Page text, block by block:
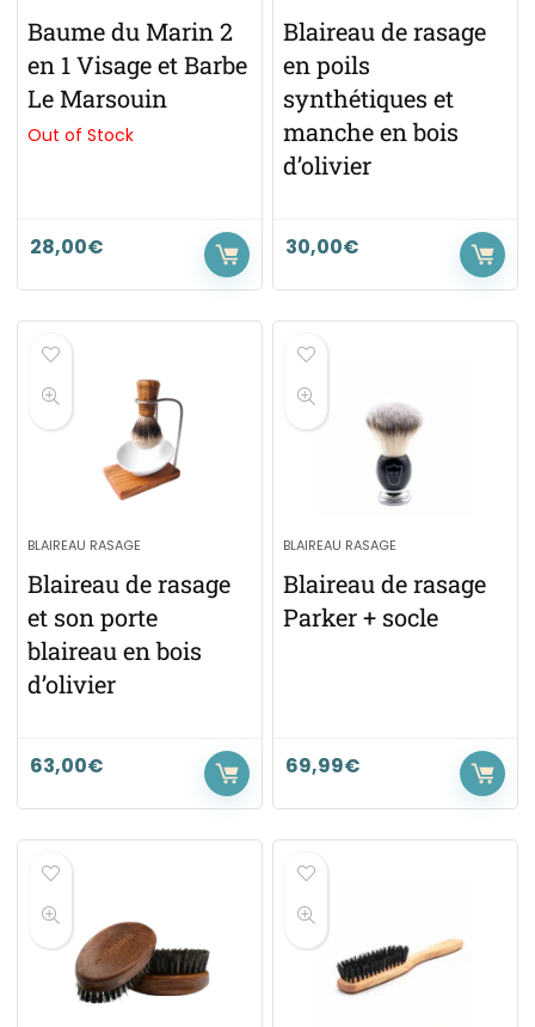
Baume du Marin 2
en 1 Visage et Barbe
Le Marsouin
Out of Stock
28,00€
Blaireau de rasage
en poils
synthétiques et
manche en bois
d’olivier
30,00€
BLAIREAU RASAGE
Blaireau de rasage
et son porte
blaireau en bois
d’olivier
63,00€
BLAIREAU RASAGE
Blaireau de rasage
Parker + socle
69,99€